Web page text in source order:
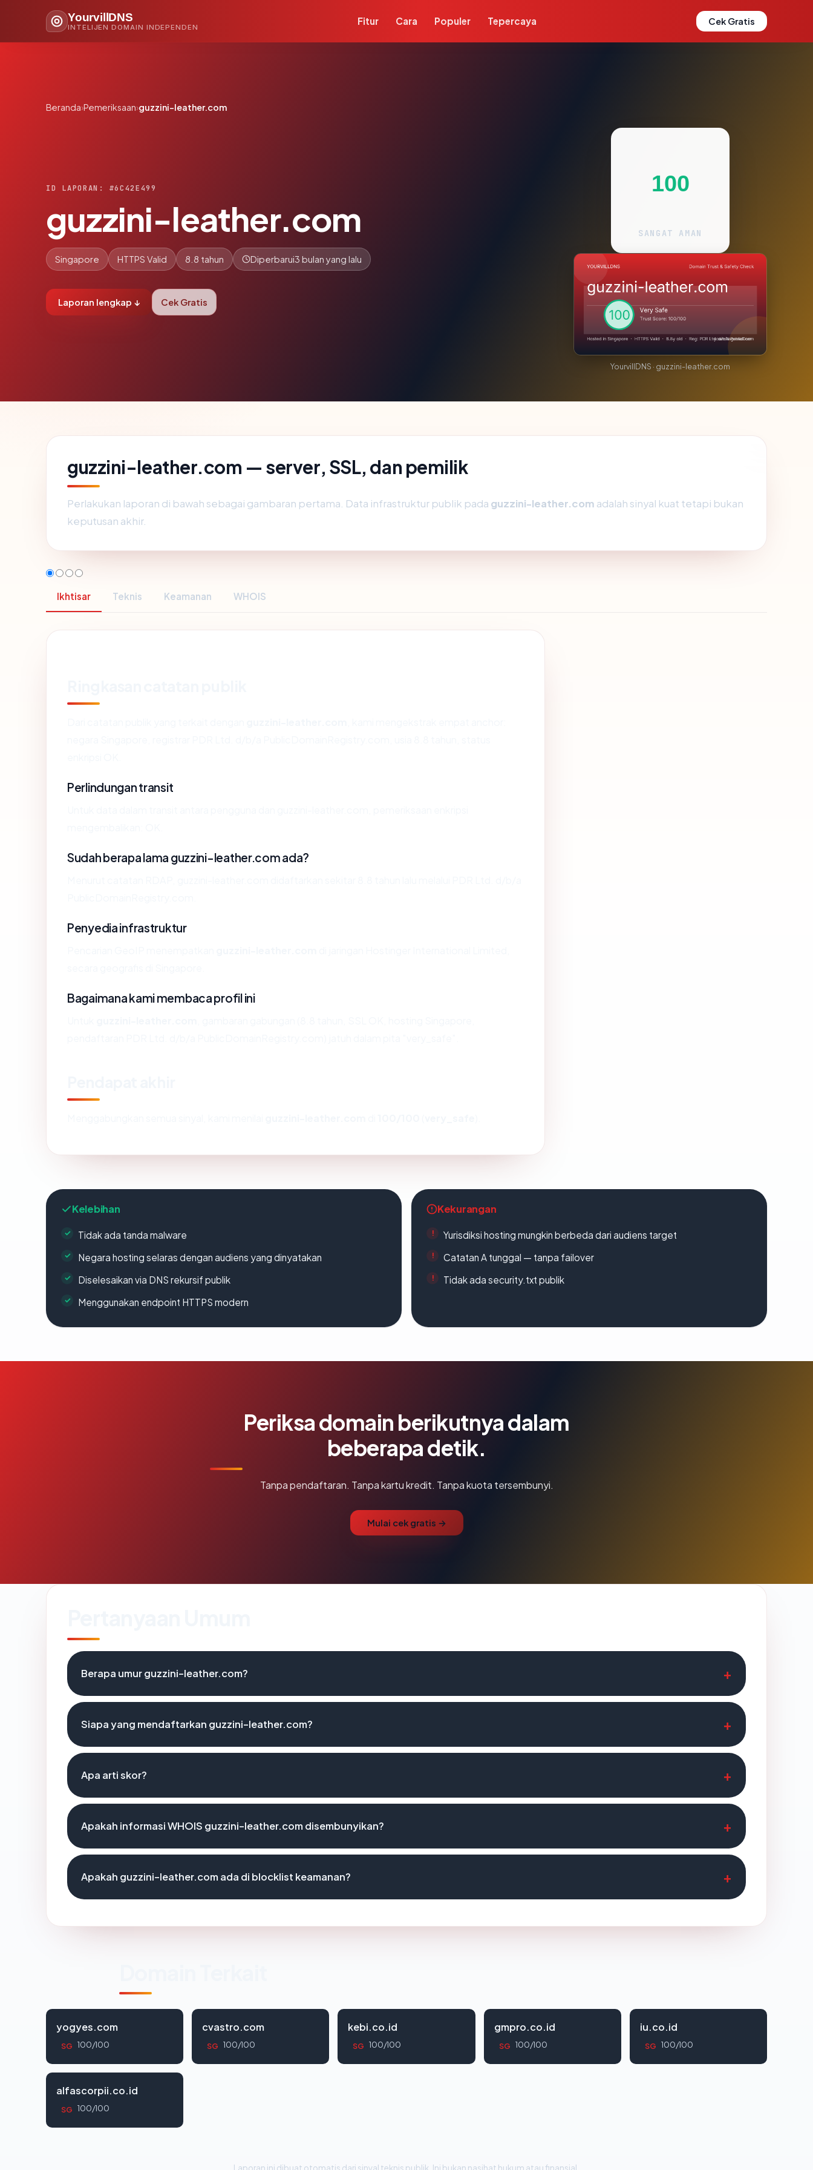
YourvillDNS
INTELIJEN DOMAIN INDEPENDEN
Fitur Cara Populer Tepercaya Cek Gratis
Beranda›Pemeriksaan›guzzini-leather.com
ID LAPORAN: #6C42E499
guzzini-leather.com
Singapore HTTPS Valid 8.8 tahun Diperbarui3 bulan yang lalu
Laporan lengkap ↓ Cek Gratis
100
SANGAT AMAN
YourvillDNS · guzzini-leather.com
guzzini-leather.com — server, SSL, dan pemilik
Perlakukan laporan di bawah sebagai gambaran pertama. Data infrastruktur publik pada guzzini-leather.com adalah sinyal kuat tetapi bukan
keputusan akhir.
Ikhtisar Teknis Keamanan WHOIS
Perlindungan transit
Sudah berapa lama guzzini-leather.com ada?
Penyedia infrastruktur
Bagaimana kami membaca profil ini
Kelebihan
Tidak ada tanda malware
Negara hosting selaras dengan audiens yang dinyatakan
Diselesaikan via DNS rekursif publik
Menggunakan endpoint HTTPS modern
Kekurangan
Yurisdiksi hosting mungkin berbeda dari audiens target
Catatan A tunggal — tanpa failover
Tidak ada security.txt publik
Periksa domain berikutnya dalam
beberapa detik.
Tanpa pendaftaran. Tanpa kartu kredit. Tanpa kuota tersembunyi.
Mulai cek gratis →
Berapa umur guzzini-leather.com?
Siapa yang mendaftarkan guzzini-leather.com?
Apa arti skor?
Apakah informasi WHOIS guzzini-leather.com disembunyikan?
Apakah guzzini-leather.com ada di blocklist keamanan?
yogyes.com
SG 100/100
cvastro.com
SG 100/100
kebi.co.id
SG 100/100
gmpro.co.id
SG 100/100
iu.co.id
SG 100/100
alfascorpii.co.id
SG 100/100
Laporan ini dibuat otomatis dari sinyal teknis publik. Ini bukan nasihat hukum atau finansial.